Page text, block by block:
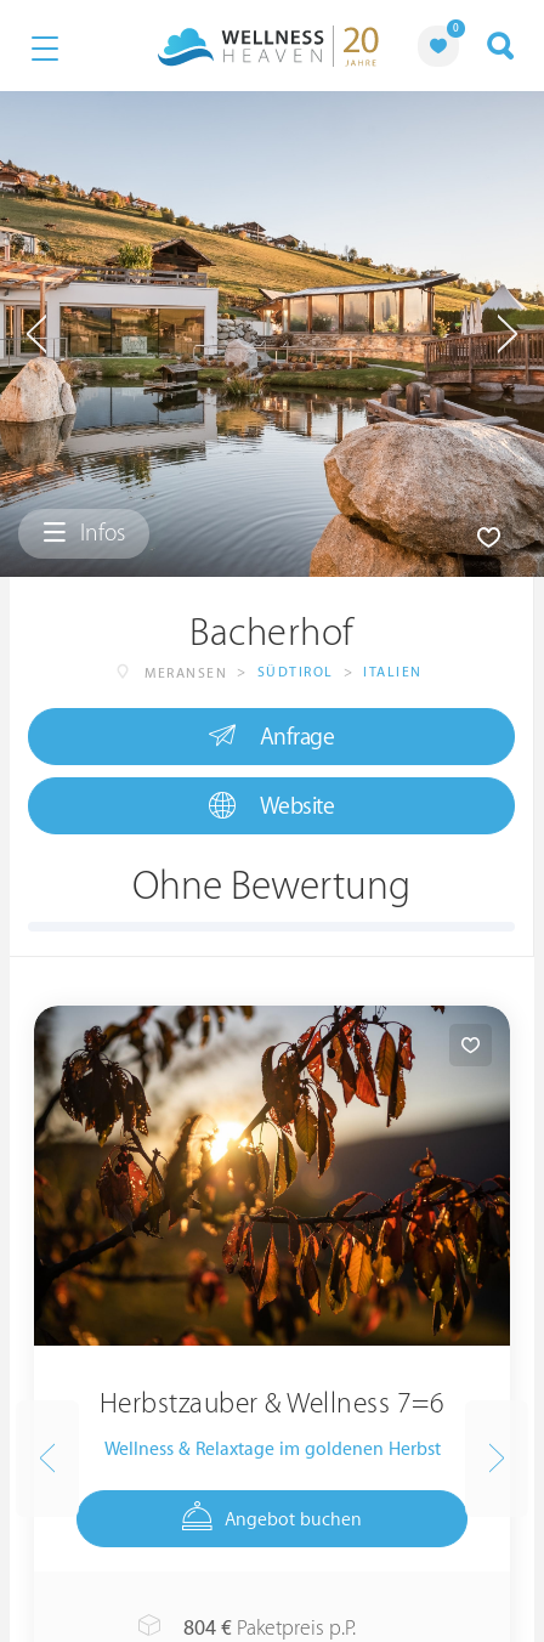
0
Infos
Bacherhof
MERANSEN > SÜDTIROL > ITALIEN
Anfrage
Website
Ohne Bewertung
Herbstzauber & Wellness 7=6
Wellness & Relaxtage im goldenen Herbst
Angebot buchen
804 € Paketpreis p.P.